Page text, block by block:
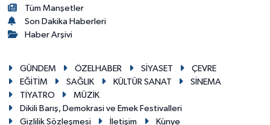
Tüm Manşetler
Son Dakika Haberleri
Haber Arşivi
GÜNDEM ÖZELHABER SİYASET
ÇEVRE
EĞİTİM
SAĞLIK KÜLTÜR SANAT
SİNEMA
TİYATRO
MÜZİK
Dikili Barış, Demokrasi ve Emek Festivalleri
Gizlilik Sözleşmesi
İletişim
Künye